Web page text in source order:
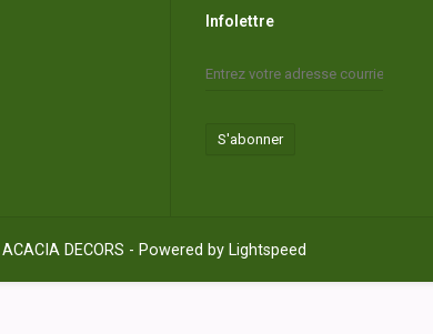
Infolettre
S'abonner
DECORS - Powered by Lightspeed